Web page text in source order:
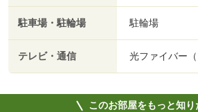
駐車場・駐輪場 駐輪場
テレビ・通信 光ファイバー（
このお部屋をもっと知り